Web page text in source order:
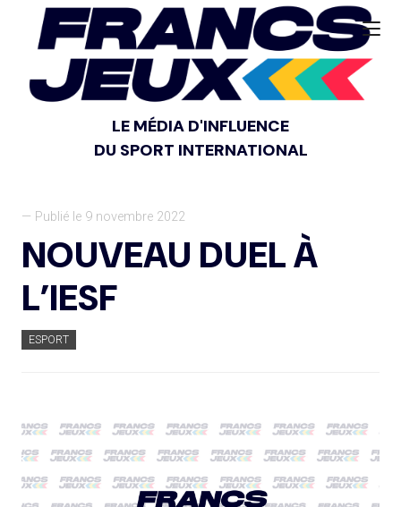
LE MÉDIA D'INFLUENCE
DU SPORT INTERNATIONAL
— Publié le 9 novembre 2022
NOUVEAU DUEL À
L’IESF
ESPORT